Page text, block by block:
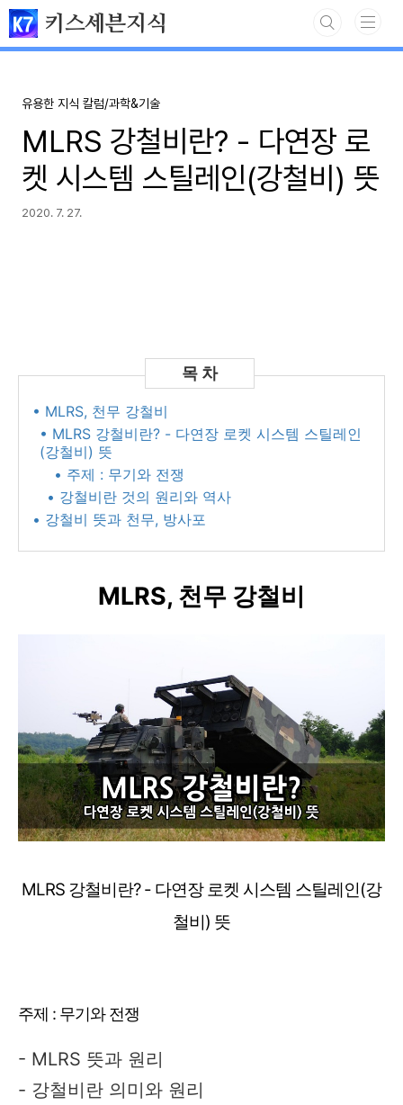
본문 바로가기
키스세븐지식
유용한 지식 칼럼/과학&기술
MLRS 강철비란? - 다연장 로
켓 시스템 스틸레인(강철비) 뜻
2020. 7. 27.
• MLRS, 천무 강철비
• MLRS 강철비란? - 다연장 로켓 시스템 스틸레인
(강철비) 뜻
• 주제 : 무기와 전쟁
• 강철비란 것의 원리와 역사
• 강철비 뜻과 천무, 방사포
MLRS, 천무 강철비
MLRS 강철비란? - 다연장 로켓 시스템 스틸레인(강
철비) 뜻
주제 : 무기와 전쟁
- MLRS 뜻과 원리
- 강철비란 의미와 원리